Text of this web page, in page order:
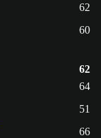
62
60
62
64
51
66